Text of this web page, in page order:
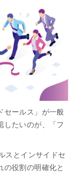
セールス」が一般
したいのが、「フ
スとインサイドセ
の役割の明確化と